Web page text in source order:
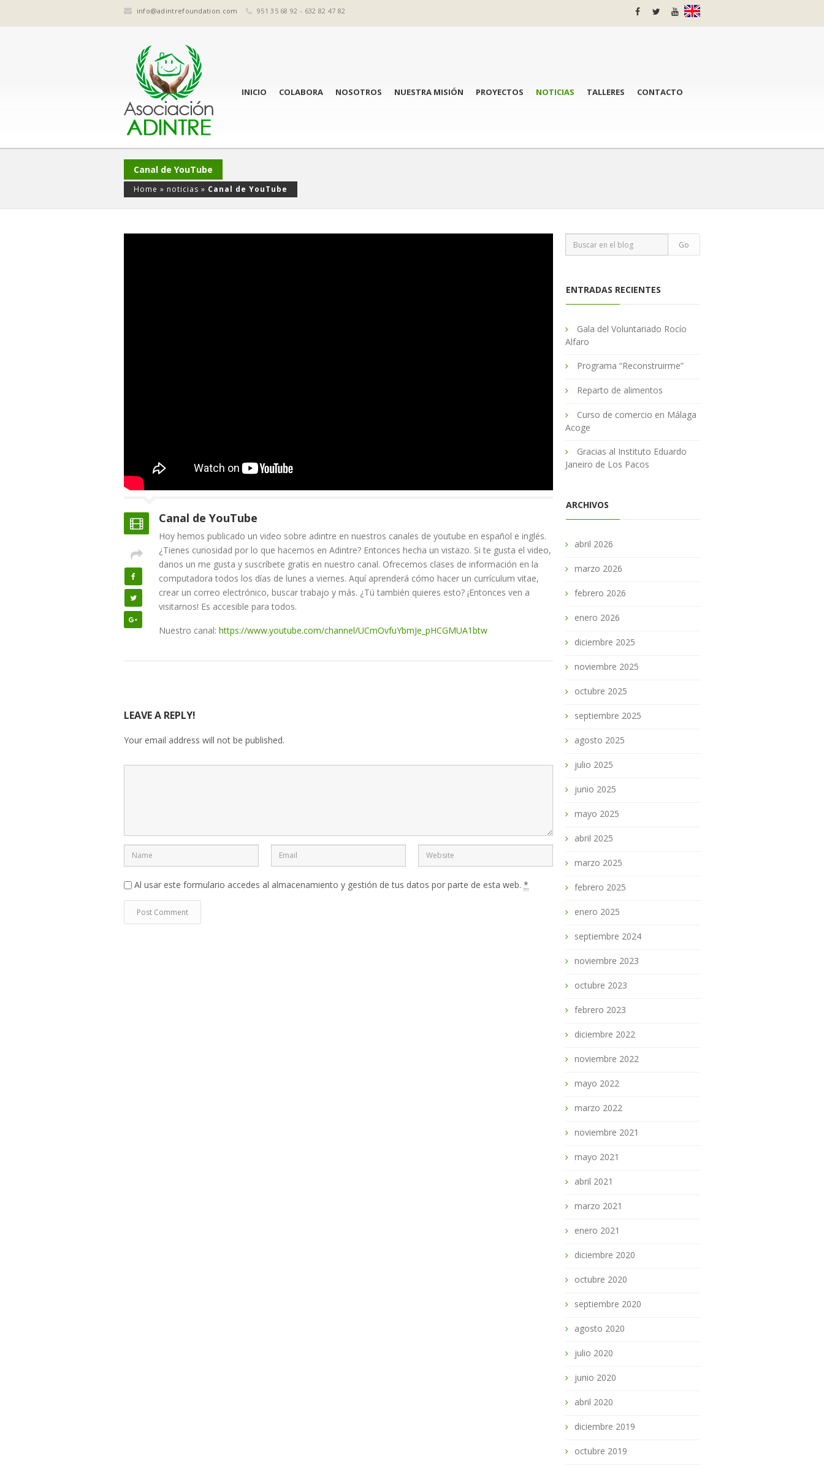
info@adintrefoundation.com 951 35 68 92 - 632 82 47 82
INICIO COLABORA NOSOTROS NUESTRA MISIÓN PROYECTOS NOTICIAS TALLERES CONTACTO
Canal de YouTube
Home » noticias » Canal de YouTube
Canal de YouTube
Hoy hemos publicado un video sobre adintre en nuestros canales de youtube en español e inglés.
¿Tienes curiosidad por lo que hacemos en Adintre? Entonces hecha un vistazo. Si te gusta el video,
danos un me gusta y suscríbete gratis en nuestro canal. Ofrecemos clases de información en la
computadora todos los días de lunes a viernes. Aquí aprenderá cómo hacer un currículum vitae,
crear un correo electrónico, buscar trabajo y más. ¿Tú también quieres esto? ¡Entonces ven a
visitarnos! Es accesible para todos.
Nuestro canal: https://www.youtube.com/channel/UCmOvfuYbmJe_pHCGMUA1btw
LEAVE A REPLY!
Your email address will not be published.
Al usar este formulario accedes al almacenamiento y gestión de tus datos por parte de esta web. *
ENTRADAS RECIENTES
Gala del Voluntariado Rocío
Alfaro
Programa “Reconstruirme”
Reparto de alimentos
Curso de comercio en Málaga
Acoge
Gracias al Instituto Eduardo
Janeiro de Los Pacos
ARCHIVOS
abril 2026
marzo 2026
febrero 2026
enero 2026
diciembre 2025
noviembre 2025
octubre 2025
septiembre 2025
agosto 2025
julio 2025
junio 2025
mayo 2025
abril 2025
marzo 2025
febrero 2025
enero 2025
septiembre 2024
noviembre 2023
octubre 2023
febrero 2023
diciembre 2022
noviembre 2022
mayo 2022
marzo 2022
noviembre 2021
mayo 2021
abril 2021
marzo 2021
enero 2021
diciembre 2020
octubre 2020
septiembre 2020
agosto 2020
julio 2020
junio 2020
abril 2020
diciembre 2019
octubre 2019